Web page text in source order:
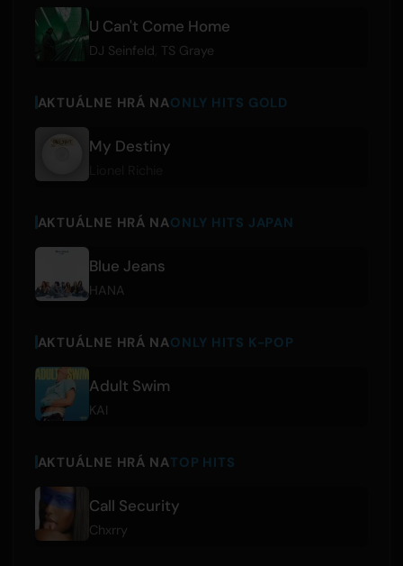
U Can't Come Home
DJ Seinfeld TS Graye
AKTUÁLNE HRÁ NAONLY HITS GOLD
My Destiny
AKTUÁLNE HRÁ NAONLY HITS JAPAN
Blue Jeans
HANA
AKTUÁLNE HRÁ NAONLY HITS K-POP
Adult Swim
KAI
AKTUÁLNE HRÁ NATOP HITS
Call Security
Chxrry